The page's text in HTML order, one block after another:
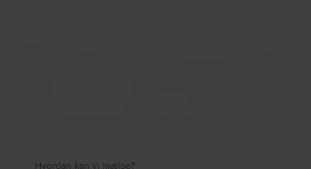
Hvordan kan vi hjælpe?